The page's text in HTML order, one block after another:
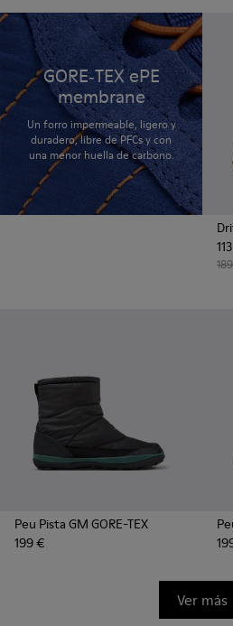
GORE‑TEX ePE
membrane
Un forro impermeable, ligero y
duradero, libre de PFCs y con
una menor huella de carbono.
Peu Pista GM GORE-TEX
199 €
Ver más